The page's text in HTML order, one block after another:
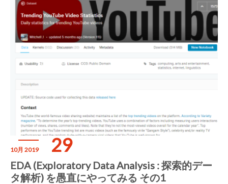
10月 2019 29
EDA (Exploratory Data Analysis : 探索的デー
タ解析) を愚直にやってみる その1